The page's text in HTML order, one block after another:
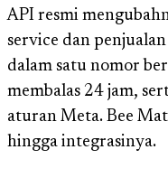
API resmi
service dan
dalam satu nomor
membalas 24 jam,
aturan Meta. Bee
hingga integrasinya.